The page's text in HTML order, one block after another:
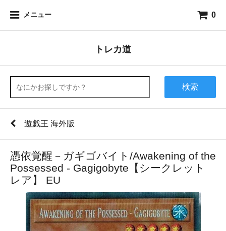
メニュー 0
トレカ道
検索
遊戯王 海外版
憑依覚醒－ガギゴバイト/Awakening of the
Possessed - Gagigobyte【シークレット
レア】 EU